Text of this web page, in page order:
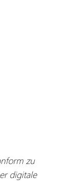
zu
digitale